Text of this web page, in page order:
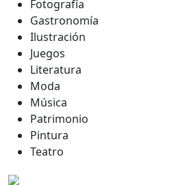
Fotografía
Gastronomía
Ilustración
Juegos
Literatura
Moda
Música
Patrimonio
Pintura
Teatro